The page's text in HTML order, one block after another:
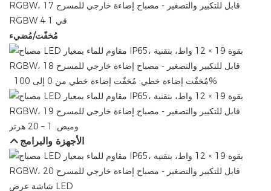
RGBW 4 في 1
مُخفّت/مُضيء
مُخفّت إضاءة خطي: ​​مُخفّت إضاءة خطي من 0 إلى 100%
وميض: 1 – 20 هرتز
الأجهزة والبرامج
شاشة عرض LED